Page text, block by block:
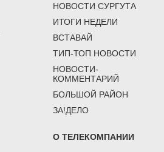
НОВОСТИ СУРГУТА
ИТОГИ НЕДЕЛИ
ВСТАВАЙ
ТИП-ТОП НОВОСТИ
НОВОСТИ-
КОММЕНТАРИЙ
БОЛЬШОЙ РАЙОН
ЗА!ДЕЛО
О ТЕЛЕКОМПАНИИ